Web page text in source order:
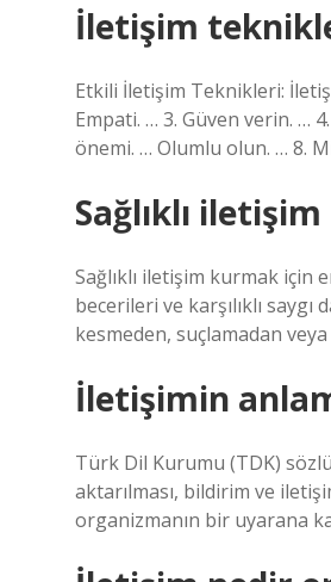
İletişim
Etkili İletişim Teknikleri:
Empati. … 3. Güven verin. …
önemi. … Olumlu olun. … 8.
Sağlıklı
Sağlıklı iletişim kurmak için
becerileri ve karşılıklı
kesmeden, suçlamadan
İletişimin
Türk Dil Kurumu (TDK)
aktarılması, bildirim ve
organizmanın bir uyarana